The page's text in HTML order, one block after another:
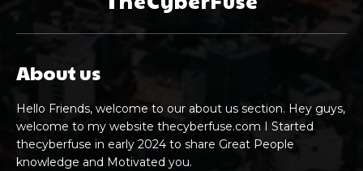
About us
Hello Friends, welcome to our about us section. Hey guys,
welcome to my website thecyberfuse.com I Started
thecyberfuse in early 2024 to share Great People
knowledge and Motivated you.